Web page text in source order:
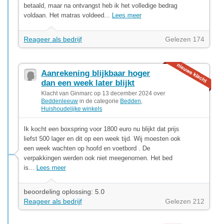
betaald, maar na ontvangst heb ik het volledige bedrag
voldaan. Het matras voldeed... Lees meer
Reageer als bedrijf Gelezen 174
Aanrekening blijkbaar hoger
dan een week later blijkt
Klacht van Ginmarc op 13 december 2024 over
Beddenleeuw in de categorie Bedden
Huishoudelijke winkels
Ik kocht een boxspring voor 1800 euro nu blijkt dat prijs
liefst 500 lager en dit op een week tijd. Wij moesten ook
een week wachten op hoofd en voetbord . De
verpakkingen werden ook niet meegenomen. Het bed
is... Lees meer
beoordeling oplossing: 5.0
Reageer als bedrijf
Gelezen 212